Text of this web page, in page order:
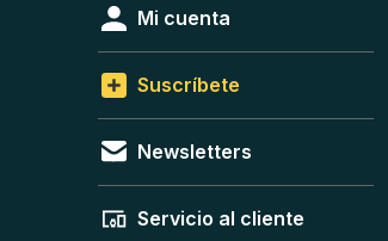
Mi cuenta
Suscríbete
Newsletters
Servicio al cliente